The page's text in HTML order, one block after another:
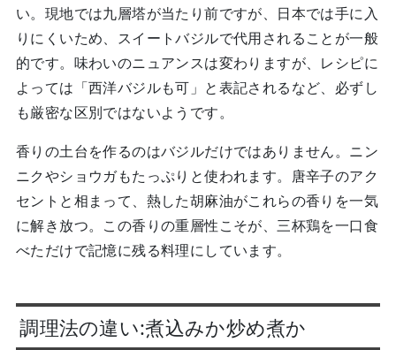
い。現地では九層塔が当たり前ですが、日本では手に入
りにくいため、スイートバジルで代用されることが一般
的です。味わいのニュアンスは変わりますが、レシピに
よっては「西洋バジルも可」と表記されるなど、必ずし
も厳密な区別ではないようです。
香りの土台を作るのはバジルだけではありません。ニン
ニクやショウガもたっぷりと使われます。唐辛子のアク
セントと相まって、熱した胡麻油がこれらの香りを一気
に解き放つ。この香りの重層性こそが、三杯鶏を一口食
べただけで記憶に残る料理にしています。
調理法の違い:煮込みか炒め煮か